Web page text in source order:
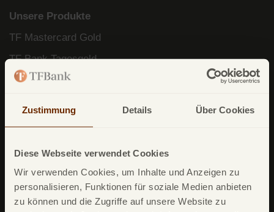
Zustimmung Details Über Cookies
Diese Webseite verwendet Cookies
Wir verwenden Cookies, um Inhalte und Anzeigen zu
personalisieren, Funktionen für soziale Medien anbieten
zu können und die Zugriffe auf unsere Website zu
Unsere Produkte
TF Mastercard Gold
TF Bank Tagesgeld
TF Bank Festgeld
Google Pay
Apple Pay